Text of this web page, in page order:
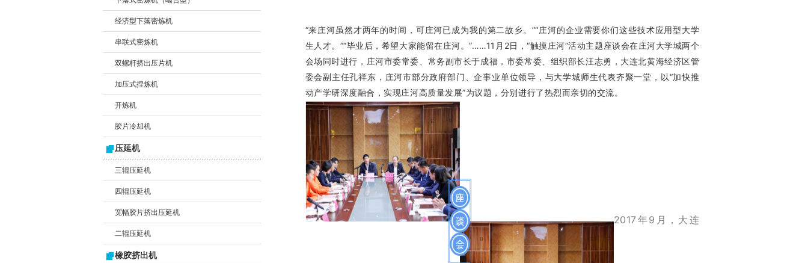
经济型下落密炼机
串联式密炼机
双螺杆挤出压片机
加压式捏炼机
开炼机
胶片冷却机
压延机
三辊压延机
四辊压延机
宽幅胶片挤出压延机
二辊压延机
橡胶挤出机
“来庄河虽然才两年的时间，可庄河已成为我的第二故乡。”“庄河的企业需要你们这些技术应用型大学
生人才。”“毕业后，希望大家能留在庄河。”……11月2日，“触摸庄河”活动主题座谈会在庄河大学城两个
会场同时进行，庄河市委常委、常务副市长于成福，市委常委、组织部长汪志勇，大连北黄海经济区管
委会副主任孔祥东，庄河市部分政府部门、企事业单位领导，与大学城师生代表齐聚一堂，以“加快推
动产学研深度融合，实现庄河高质量发展”为议题，分别进行了热烈而亲切的交流。
2017年9月，大连